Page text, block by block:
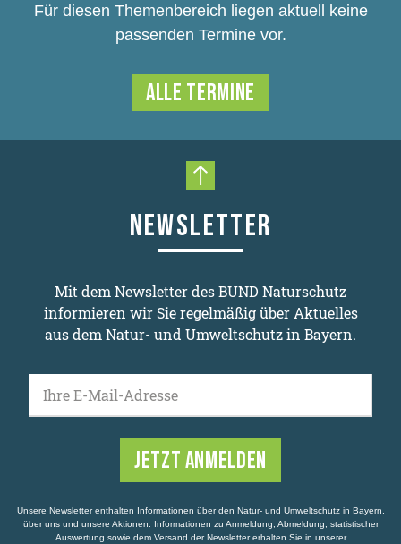
Für diesen Themenbereich liegen aktuell keine
passenden Termine vor.
ALLE TERMINE
Nach oben scrollen
NEWSLETTER
Mit dem Newsletter des BUND Naturschutz
informieren wir Sie regelmäßig über Aktuelles
aus dem Natur- und Umweltschutz in Bayern.
Ihre E-Mail-Adresse
Unsere Newsletter enthalten Informationen über den Natur- und Umweltschutz in Bayern,
über uns und unsere Aktionen. Informationen zu Anmeldung, Abmeldung, statistischer
Auswertung sowie dem Versand der Newsletter erhalten Sie in unserer